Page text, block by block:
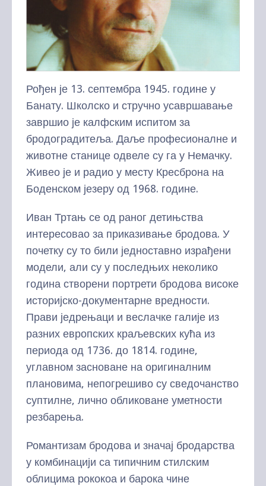
Рођен је 13. септембра 1945. године у
Банату. Школско и стручно усавршавање
завршио је калфским испитом за
бродоградитеља. Даље професионалне и
животне станице одвеле су га у Немачку.
Живео је и радио у месту Кресброна на
Боденском језеру од 1968. године.
Иван Тртањ се од раног детињства
интересовао за приказивање бродова. У
почетку су то били једноставно израђени
модели, али су у последњих неколико
година створени портрети бродова високе
историјско-документарне вредности.
Прави једрењаци и веслачке галије из
разних европских краљевских кућа из
периода од 1736. до 1814. године,
углавном засноване на оригиналним
плановима, непогрешиво су сведочанство
суптилне, лично обликоване уметности
резбарења.
Романтизам бродова и значај бродарства
у комбинацији са типичним стилским
облицима рококоа и барока чине